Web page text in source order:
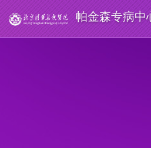
帕金森专病中